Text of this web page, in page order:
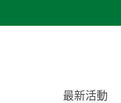
最新活動